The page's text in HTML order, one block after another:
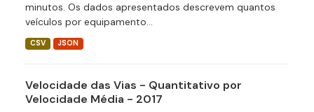
minutos. Os dados apresentados descrevem quantos
veículos por equipamento...
CSV JSON
Velocidade das Vias - Quantitativo por
Velocidade Média - 2017